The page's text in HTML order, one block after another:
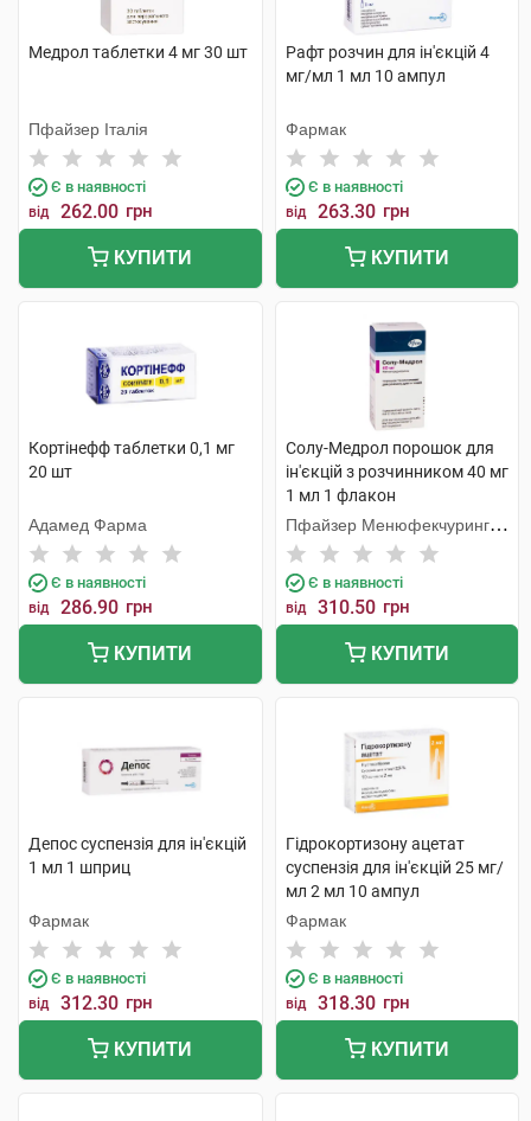
Медрол таблетки 4 мг 30 шт
Пфайзер Італія
Є в наявності
від 262.00 грн
КУПИТИ
Рафт розчин для ін'єкцій 4
мг/мл 1 мл 10 ампул
Фармак
Є в наявності
від 263.30 грн
КУПИТИ
Кортінефф таблетки 0,1 мг
20 шт
Адамед Фарма
Є в наявності
від 286.90 грн
КУПИТИ
Солу-Медрол порошок для
ін'єкцій з розчинником 40 мг
1 мл 1 флакон
Пфайзер Менюфекчуринг
Бельгія
Є в наявності
від 310.50 грн
КУПИТИ
Депос суспензія для ін'єкцій
1 мл 1 шприц
Фармак
Є в наявності
від 312.30 грн
КУПИТИ
Гідрокортизону ацетат
суспензія для ін'єкцій 25 мг/
мл 2 мл 10 ампул
Фармак
Є в наявності
від 318.30 грн
КУПИТИ